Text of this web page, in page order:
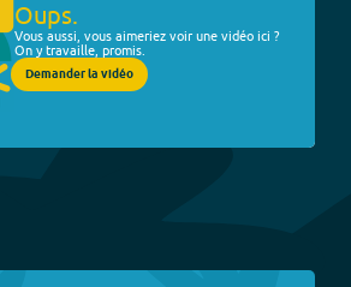
Oups.
Vous aussi, vous aimeriez voir une vidéo ici ?
On y travaille, promis.
Demander la vidéo